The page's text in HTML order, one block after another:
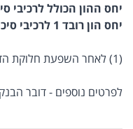
יחס ההון הכולל לרכיבי סיכון(1):
יחס הון רובד 1 לרכיבי סיכון(1): 7.81%
(1) לאחר השפעת חלוקת הדיבידנד
לפרטים נוספים - דובר הבנק: 03-